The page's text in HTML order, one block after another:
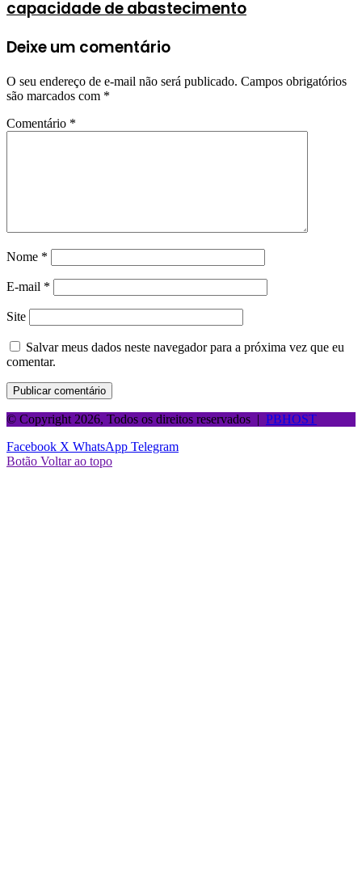
capacidade de abastecimento
Deixe um comentário
O seu endereço de e-mail não será publicado. Campos obrigatórios
são marcados com *
Comentário *
Nome *
E-mail *
Site
Salvar meus dados neste navegador para a próxima vez que eu
comentar.
© Copyright 2026, Todos os direitos reservados | PBHOST
Facebook X WhatsApp Telegram
Botão Voltar ao topo